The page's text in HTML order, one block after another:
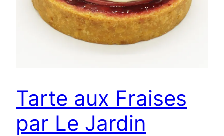
Tarte aux Fraises
par Le Jardin